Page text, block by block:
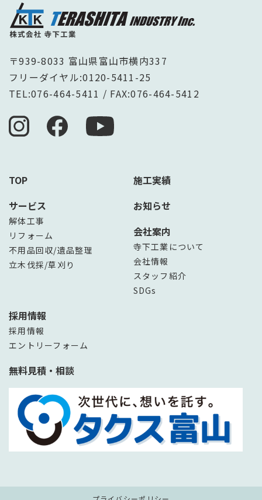
〒939-8033 富山県富山市横内337
フリーダイヤル:0120-5411-25
TEL:076-464-5411 / FAX:076-464-5412
TOP
サービス
解体工事
リフォーム
不用品回収/遺品整理
立木伐採/草刈り
施工実績
お知らせ
会社案内
寺下工業について
会社情報
スタッフ紹介
SDGs
採用情報
採用情報
エントリーフォーム
無料見積・相談